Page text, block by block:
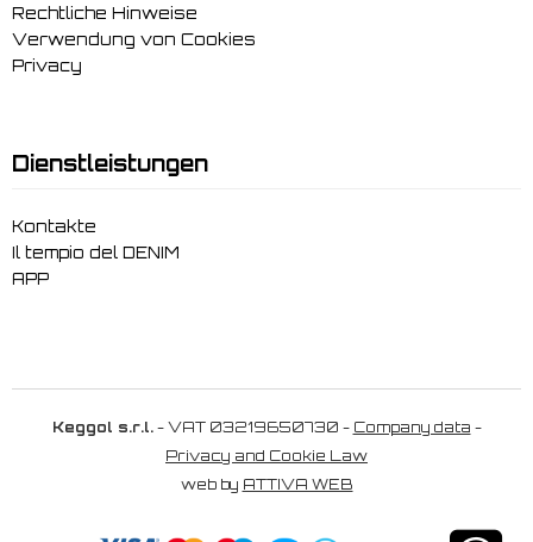
Rechtliche Hinweise
Verwendung von Cookies
Privacy
Dienstleistungen
Kontakte
Il tempio del DENIM
APP
Keggol s.r.l.- VAT 03219650730 - Company data -
Privacy and Cookie Law
web by ATTIVA WEB